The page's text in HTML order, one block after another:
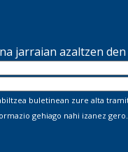
jarraian azaltzen
buletinean zure alta
gehiago nahi izanez gero.